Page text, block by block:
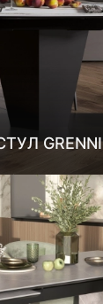
GRENNI